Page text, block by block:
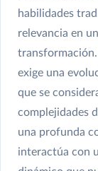
habilidades
relevancia en
exige una
que se
complejidades
una profunda
interactúa con